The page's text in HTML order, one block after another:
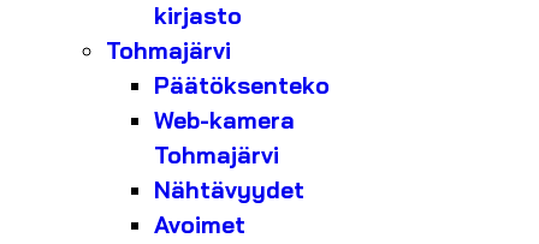
kirjasto
Tohmajärvi
Päätöksenteko
Web-kamera
Tohmajärvi
Nähtävyydet
Avoimet